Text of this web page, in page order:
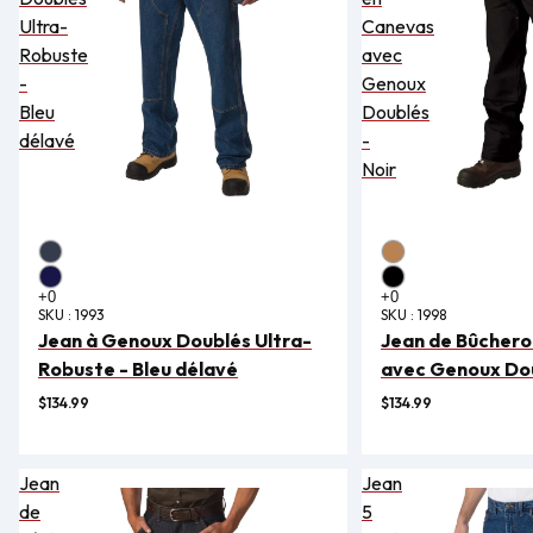
Ultra-
Robuste
-
Bleu
délavé
SKU : 1993
Jean à Genoux Doublés Ultra-
Robuste - Bleu délavé
$134.99
Canevas
avec
Genoux
Doublés
-
Noir
SKU : 1998
Jean de
avec Genoux
$134.99
Jean
de
Jean
5